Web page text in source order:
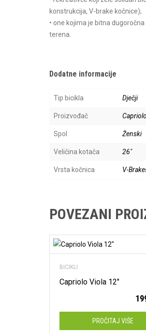
konstrukcija, V-brake kočnice);
• one kojima je bitna
terena.
Dodatne informacije
Tip bicikla Dječji
Proizvođač Capriolo
Spol Ženski
Veličina kotača 26"
Vrsta kočnica V-
POVEZANI
BICIKLI
Capriolo Viola 12″
PROČITAJ VIŠE